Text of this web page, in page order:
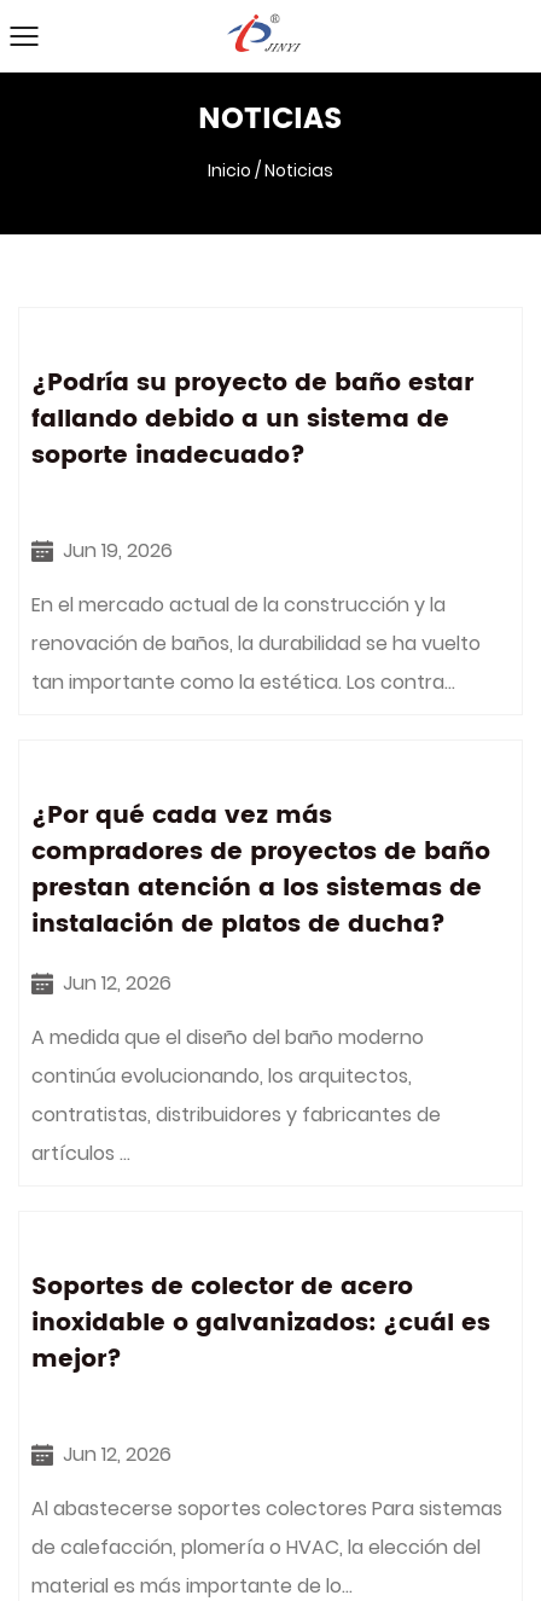
NOTICIAS
Inicio /Noticias
¿Podría su proyecto de baño estar
fallando debido a un sistema de
soporte inadecuado?
Jun 19, 2026
En el mercado actual de la construcción y la
renovación de baños, la durabilidad se ha vuelto
tan importante como la estética. Los contra...
¿Por qué cada vez más
compradores de proyectos de baño
prestan atención a los sistemas de
instalación de platos de ducha?
Jun 12, 2026
A medida que el diseño del baño moderno
continúa evolucionando, los arquitectos,
contratistas, distribuidores y fabricantes de
artículos ...
Soportes de colector de acero
inoxidable o galvanizados: ¿cuál es
mejor?
Jun 12, 2026
Al abastecerse soportes colectores Para sistemas
de calefacción, plomería o HVAC, la elección del
material es más importante de lo...